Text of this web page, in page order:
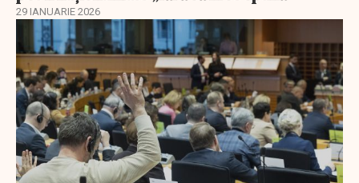
29 IANUARIE 2026